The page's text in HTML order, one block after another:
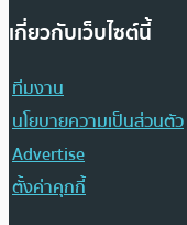
เกี่ยวกับเว็บไซต์นี้
ทีมงาน
นโยบายความเป็นส่วนตัว
Advertise
ตั้งค่าคุกกี้